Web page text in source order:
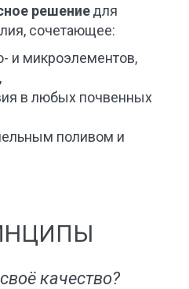
ОБЪЁМ
решение для
сочетающее:
и микроэлементов,
в любых почвенных
поливом и
качество?